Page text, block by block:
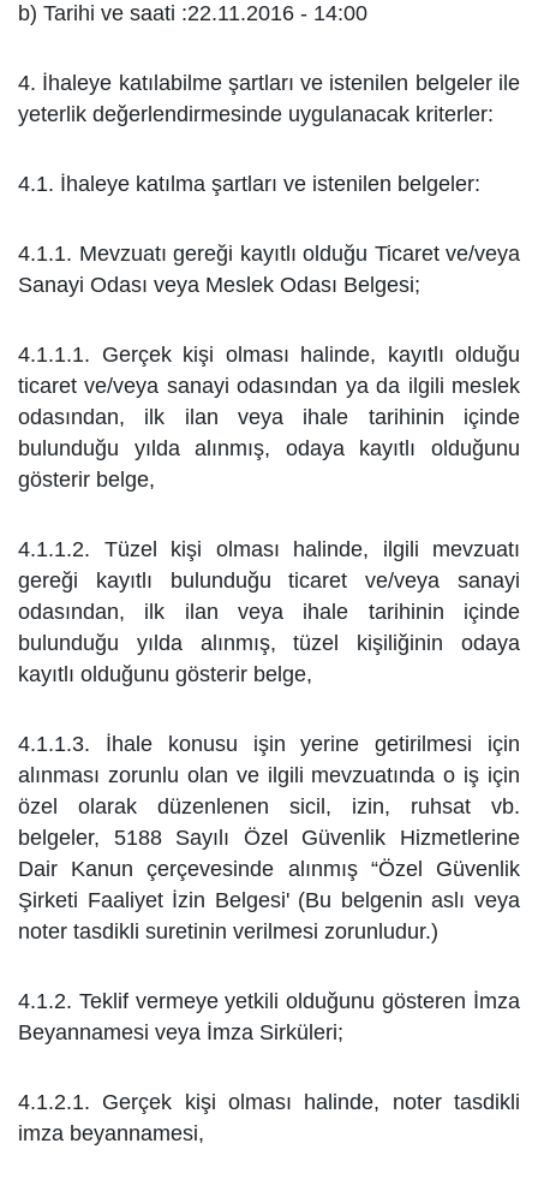
b) Tarihi ve saati :22.11.2016 - 14:00
4. İhaleye katılabilme şartları ve istenilen belgeler ile
yeterlik değerlendirmesinde uygulanacak kriterler:
4.1. İhaleye katılma şartları ve istenilen belgeler:
4.1.1. Mevzuatı gereği kayıtlı olduğu Ticaret ve/veya
Sanayi Odası veya Meslek Odası Belgesi;
4.1.1.1. Gerçek kişi olması halinde, kayıtlı olduğu
ticaret ve/veya sanayi odasından ya da ilgili meslek
odasından, ilk ilan veya ihale tarihinin içinde
bulunduğu yılda alınmış, odaya kayıtlı olduğunu
gösterir belge,
4.1.1.2. Tüzel kişi olması halinde, ilgili mevzuatı
gereği kayıtlı bulunduğu ticaret ve/veya sanayi
odasından, ilk ilan veya ihale tarihinin içinde
bulunduğu yılda alınmış, tüzel kişiliğinin odaya
kayıtlı olduğunu gösterir belge,
4.1.1.3. İhale konusu işin yerine getirilmesi için
alınması zorunlu olan ve ilgili mevzuatında o iş için
özel olarak düzenlenen sicil, izin, ruhsat vb.
belgeler, 5188 Sayılı Özel Güvenlik Hizmetlerine
Dair Kanun çerçevesinde alınmış “Özel Güvenlik
Şirketi Faaliyet İzin Belgesi' (Bu belgenin aslı veya
noter tasdikli suretinin verilmesi zorunludur.)
4.1.2. Teklif vermeye yetkili olduğunu gösteren İmza
Beyannamesi veya İmza Sirküleri;
4.1.2.1. Gerçek kişi olması halinde, noter tasdikli
imza beyannamesi,